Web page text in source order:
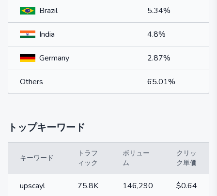
Brazil 5.34%
India 4.8%
Germany 2.87%
Others 65.01%
トップキーワード
キーワード
トラフ
ィック
ボリュー
ム
クリッ
ク単価
upscayl 75.8K 146,290 $0.64